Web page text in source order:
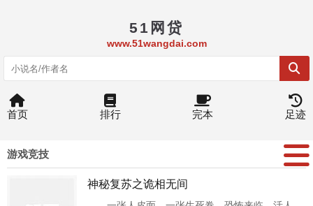
51网贷
www.51wangdai.com
首页 排行 完本 足迹
游戏竞技
神秘复苏之诡相无间